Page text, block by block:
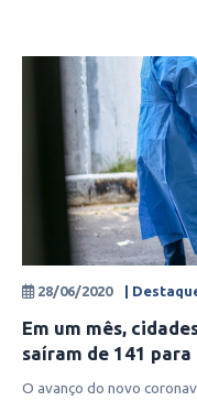
28/06/2020 |
Em um mês,
saíram de 141 para
O avanço do novo